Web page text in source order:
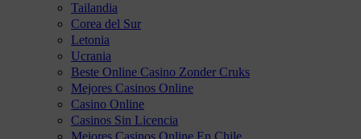
Tailandia
Corea del Sur
Letonia
Ucrania
Beste Online Casino Zonder Cruks
Mejores Casinos Online
Casino Online
Casinos Sin Licencia